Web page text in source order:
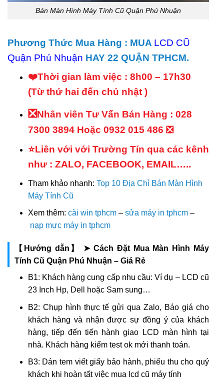
Bán Màn Hình Máy Tính Cũ Quận Phú Nhuận
Phương Thức Mua Hàng : MUA LCD CŨ
Quận Phú Nhuận HAY 22 QUẬN TPHCM.
❤️Thời gian làm việc : 8h00 – 17h30
(Từ thứ hai đến chủ nhật )
❎Nhân viên Tư Vấn Bán Hàng : 028
7300 3894 Hoặc 0932 015 486 ❎
⭐Liên với với Trường Tín qua các kênh
như : ZALO, FACEBOOK, EMAIL…..
Tham khảo nhanh: Top 10 Địa Chỉ Bán Màn Hình
Máy Tính Cũ
Xem thêm: cài win tphcm– sửa máy in tphcm–
nạp mực máy in tphcm
【Hướng dẫn】 ➤ Cách Đặt Mua Màn Hình Máy
Tính Cũ Quận Phú Nhuận – Giá Rẻ
B1: Khách hàng cung cấp nhu cầu: Ví dụ – LCD cũ
23 Inch Hp, Dell hoặc Sam sung…
B2: Chụp hình thực tế gửi qua Zalo, Báo giá cho
khách hàng và nhận được sự đồng ý của khách
hàng, tiếp đến tiến hành giao LCD màn hình tại
nhà. Khách hàng kiểm test ok mới thanh toán.
B3: Dán tem viết giấy bảo hành, phiếu thu cho quý
khách khi hoàn tất việc mua lcd cũ máy tính